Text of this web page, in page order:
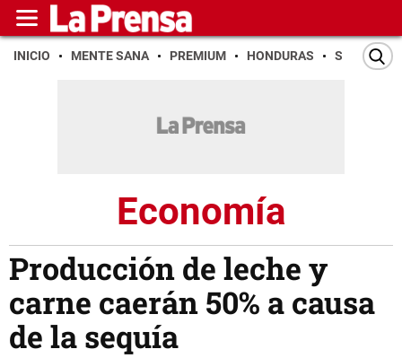
INICIO MENTE SANA PREMIUM HONDURAS SAN PEDRO
Economía
Producción de leche y
carne caerán 50% a causa
de la sequía